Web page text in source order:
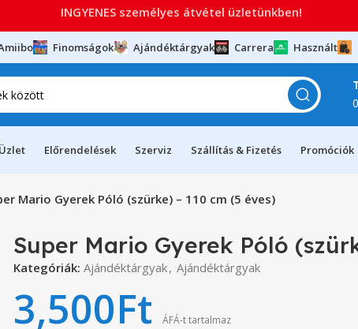
Finomságok Ajándéktárgyak Carrera Használt
Előrendelések Szerviz Szállítás & Fizetés Promóciók
Mario Gyerek Póló (szürke) – 110 cm (5 éves)
Super Mario Gyerek Póló
Kategóriák: Ajándéktárgyak, Ajándéktárgyak
3,500Ft ÁFÁ-t tartalmaz
INGYENES személyes átvétel üzletünkben!